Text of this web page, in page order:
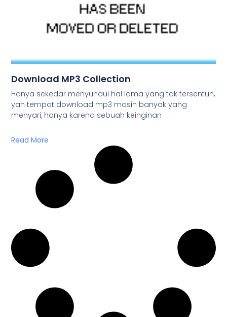
Download MP3 Collection
Hanya sekedar menyundul hal lama yang tak tersentuh,
yah tempat download mp3 masih banyak yang
menyari, hanya karena sebuah keinginan
Read More